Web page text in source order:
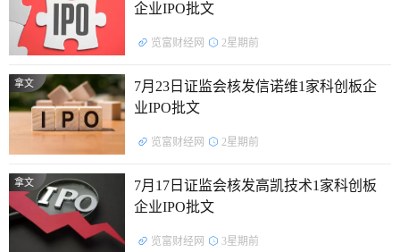
企业IPO批文
览富财经网 2星期前
拿文
7月23日证监会核发信诺维1家科创板企
业IPO批文
览富财经网 2星期前
拿文
7月17日证监会核发高凯技术1家科创板
企业IPO批文
览富财经网 3星期前